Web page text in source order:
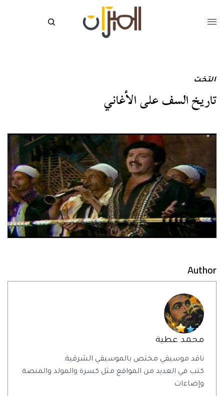
التخت
تاريخ السف على الأغاني
Author
محمد عطية
ناقد موسيقي مختص بالموسيقي الشرقية.
كتب في العديد من المواقع مثل كسرة والمولد والمنصة
وإضاءات